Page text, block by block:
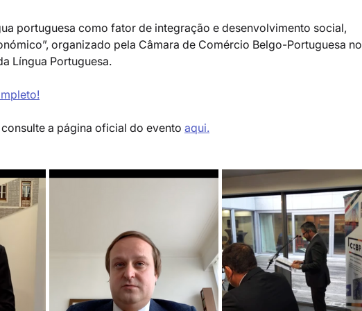
portuguesa como fator de integração e desenvolvimento social,
organizado pela Câmara de Comércio Belgo-Portuguesa no
Língua Portuguesa.
a página oficial do evento aqui.